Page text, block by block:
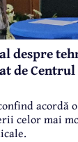
despre
de
acordă
celor mai